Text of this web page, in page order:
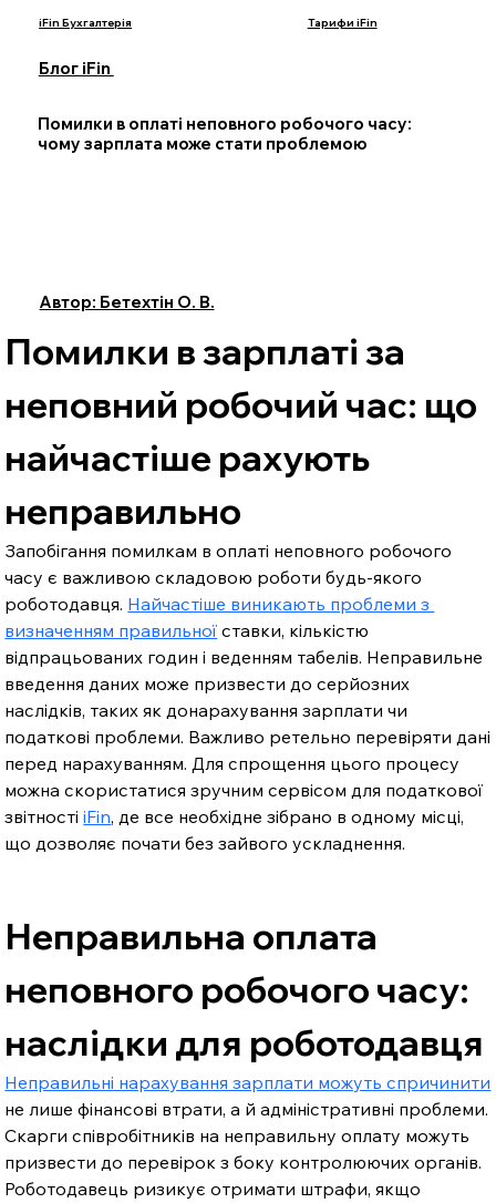
iFin Бухгалтерія Тарифи iFin
Блог iFin
Помилки в оплаті неповного робочого часу:
чому зарплата може стати проблемою
Автор: Бетехтін О. В.
Помилки в зарплаті за
неповний робочий час: що
найчастіше рахують
неправильно
Запобігання помилкам в оплаті неповного робочого
часу є важливою складовою роботи будь-якого
роботодавця. Найчастіше виникають проблеми з
визначенням правильної ставки, кількістю
відпрацьованих годин і веденням табелів. Неправильне
введення даних може призвести до серйозних
наслідків, таких як донарахування зарплати чи
податкові проблеми. Важливо ретельно перевіряти дані
перед нарахуванням. Для спрощення цього процесу
можна скористатися зручним сервісом для податкової
звітності iFin, де все необхідне зібрано в одному місці,
що дозволяє почати без зайвого ускладнення.
Неправильна оплата
неповного робочого часу:
наслідки для роботодавця
Неправильні нарахування зарплати можуть спричинити
не лише фінансові втрати, а й адміністративні проблеми.
Скарги співробітників на неправильну оплату можуть
призвести до перевірок з боку контролюючих органів.
Роботодавець ризикує отримати штрафи, якщо